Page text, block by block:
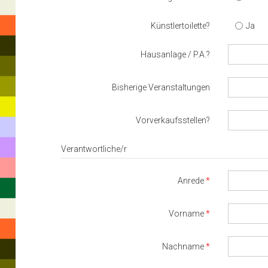
Künstlertoilette? Ja
Hausanlage / P.A.?
Bisherige Veranstaltungen
Vorverkaufsstellen?
Verantwortliche/r
Anrede
Vorname
Nachname